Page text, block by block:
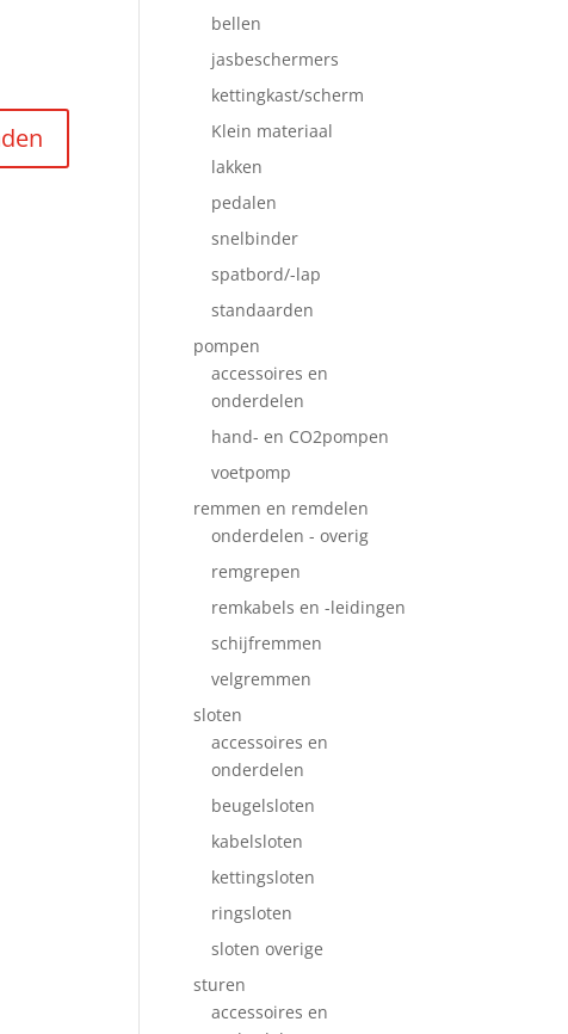
bellen
jasbeschermers
kettingkast/scherm
Klein materiaal
lakken
pedalen
snelbinder
spatbord/-lap
standaarden
pompen
accessoires en
onderdelen
hand- en CO2pompen
voetpomp
remmen en remdelen
onderdelen - overig
remgrepen
remkabels en -leidingen
schijfremmen
velgremmen
sloten
accessoires en
onderdelen
beugelsloten
kabelsloten
kettingsloten
ringsloten
sloten overige
sturen
accessoires en